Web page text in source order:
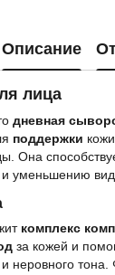
Описание
лица
дневная
поддержки
Она
и уменьшению
комплекс
за кожей и
неровного